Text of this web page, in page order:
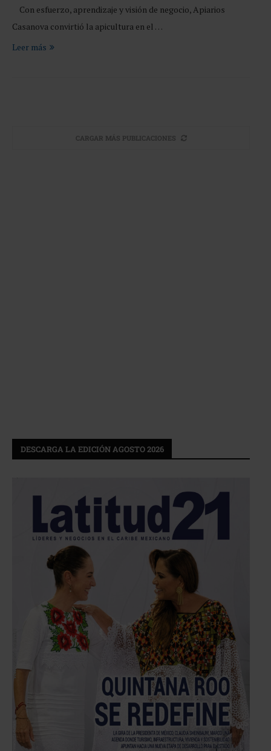
Con esfuerzo, aprendizaje y visión de negocio, Apiarios
Casanova convirtió la apicultura en el …
Leer más
CARGAR MÁS PUBLICACIONES
DESCARGA LA EDICIÓN AGOSTO 2026